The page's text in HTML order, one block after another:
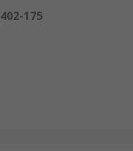
402-175